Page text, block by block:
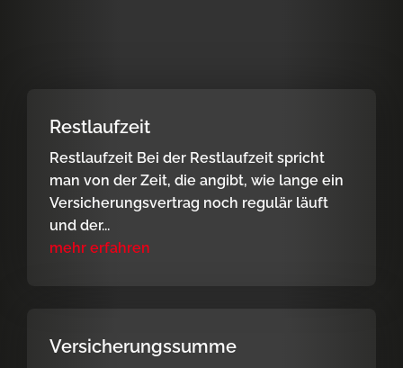
Restlaufzeit
Restlaufzeit Bei der Restlaufzeit spricht
man von der Zeit, die angibt, wie lange ein
Versicherungsvertrag noch regulär läuft
und der...
mehr erfahren
Versicherungssumme